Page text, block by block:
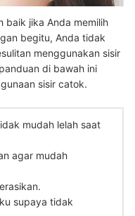
baik jika Anda memilih
begitu, Anda tidak
menggunakan sisir
di bawah ini
sisir catok.
mudah lelah saat
agar mudah
supaya tidak